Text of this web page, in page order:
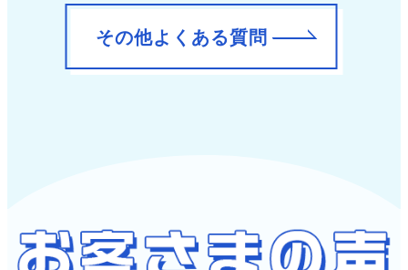
その他よくある質問